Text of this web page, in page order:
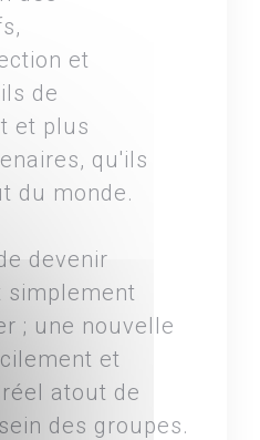
et
de
et plus
qu'ils
du monde.
devenir
simplement
; une nouvelle
et
atout de
des groupes.